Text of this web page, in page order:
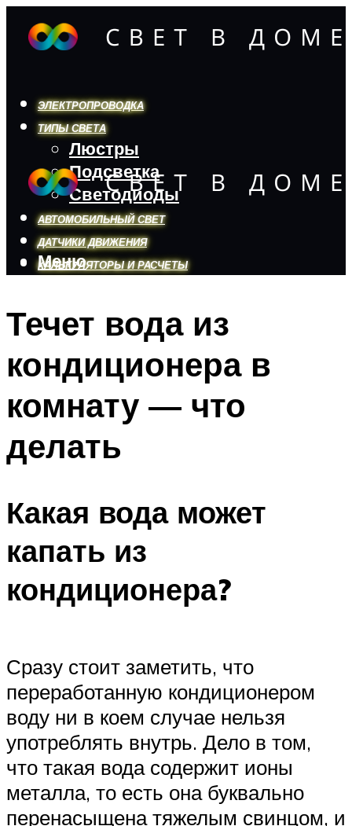
ЭЛЕКТРОПРОВОДКА
ТИПЫ СВЕТА
Люстры
Подсветка
Светодиоды
АВТОМОБИЛЬНЫЙ СВЕТ
ДАТЧИКИ ДВИЖЕНИЯ
КАЛЬКУЛЯТОРЫ И РАСЧЕТЫ
Меню
Меню
Течет вода из
кондиционера в
комнату — что
делать
Какая вода может
капать из
кондиционера?
Сразу стоит заметить, что
переработанную кондиционером
воду ни в коем случае нельзя
употреблять внутрь. Дело в том,
что такая вода содержит ионы
металла, то есть она буквально
перенасыщена тяжелым свинцом, и